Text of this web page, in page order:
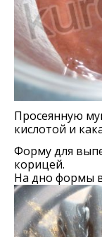
Просеянную
кислотой и
Форму для
корицей.
На дно формы